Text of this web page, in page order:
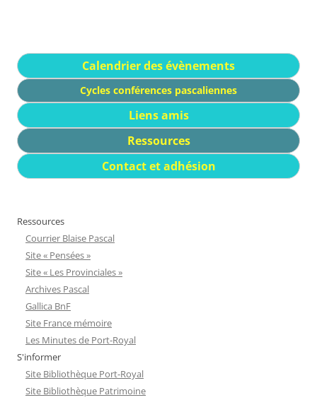
Calendrier des évènements
Cycles conférences pascaliennes
Liens amis
Ressources
Contact et adhésion
Ressources
Courrier Blaise Pascal
Site « Pensées »
Site « Les Provinciales »
Archives Pascal
Gallica BnF
Site France mémoire
Les Minutes de Port-Royal
S'informer
Site Bibliothèque Port-Royal
Site Bibliothèque Patrimoine